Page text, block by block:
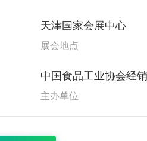
天津国家会展中心
展会地点
中国食品工业协会经
主办单位